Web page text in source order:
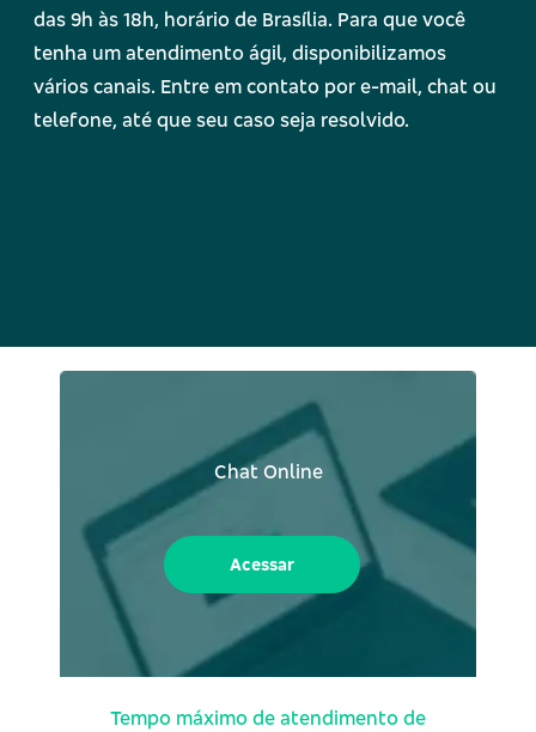
das 9h às 18h, horário de Brasília. Para que você
tenha um atendimento ágil, disponibilizamos
vários canais. Entre em contato por e-mail, chat ou
telefone, até que seu caso seja resolvido.
Chat Online
Acessar
Tempo máximo de atendimento de